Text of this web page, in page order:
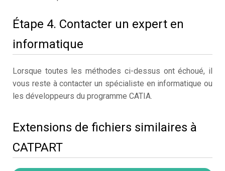
Étape 4. Contacter un expert en
informatique
Lorsque toutes les méthodes ci-dessus ont échoué, il
vous reste à contacter un spécialiste en informatique ou
les développeurs du programme CATIA.
Extensions de fichiers similaires à
CATPART